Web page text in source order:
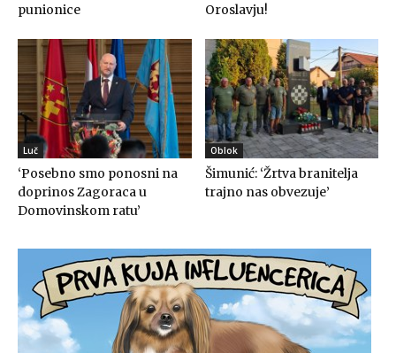
punionice
Oroslavju!
Luč
‘Posebno smo ponosni na
doprinos Zagoraca u
Domovinskom ratu’
Oblok
Šimunić: ‘Žrtva branitelja
trajno nas obvezuje’